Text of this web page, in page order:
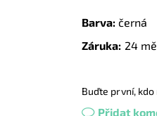
Barva: černá
Záruka: 24
Buďte první,
Přidat